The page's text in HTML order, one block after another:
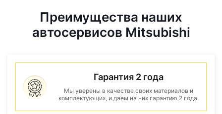
Преимущества наших
автосервисов Mitsubishi
Гарантия 2 года
Мы уверены в качестве своих материалов и
комплектующих, и даем на них гарантию 2 года.